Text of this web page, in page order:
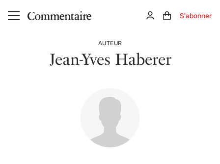
Aller au contenu principal ConnexionPanier (0)
S'abonner
AUTEUR
Jean-Yves Haberer